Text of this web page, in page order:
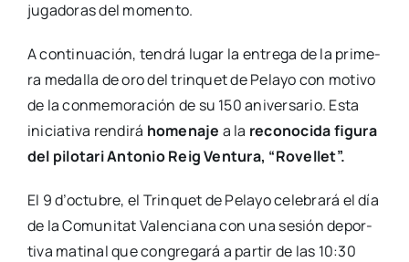
juga­do­ras del momen­to.
A con­ti­nua­ción, ten­drá lugar la entre­ga de la pri­me­
ra meda­lla de oro del trin­quet de Pela­yo con moti­vo
de la con­me­mo­ra­ción de su 150 ani­ver­sa­rio. Esta
ini­cia­ti­va ren­di­rá home­na­je a la reco­no­ci­da figu­ra
del pilo­ta­ri Anto­nio Reig Ven­tu­ra, “Rove­llet”.
El 9 d’octubre, el Trin­quet de Pela­yo cele­bra­rá el día
de la Comu­ni­tat Valen­cia­na con una sesión depor­
ti­va mati­nal que con­gre­ga­rá a par­tir de las 10:30